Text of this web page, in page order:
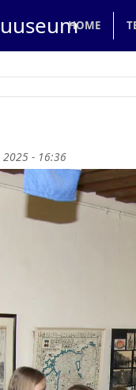
Main
HOME
2025 - 16:36